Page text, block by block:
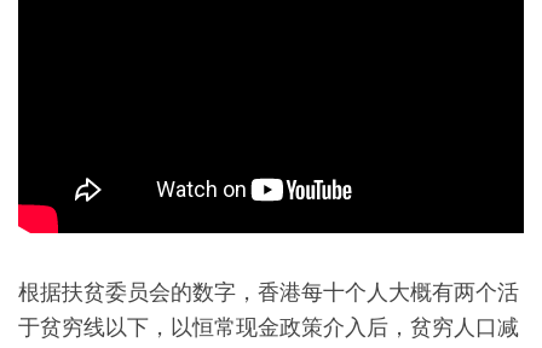
根据扶贫委员会的数字，香港每十个人大概有两个活
于贫穷线以下，以恒常现金政策介入后，贫穷人口减